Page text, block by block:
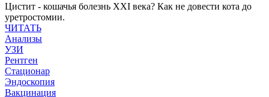
Цистит - кошачья болезнь XXI века? Как не довести кота до
уретростомии.
ЧИТАТЬ
Анализы
УЗИ
Рентген
Стационар
Эндоскопия
Вакцинация